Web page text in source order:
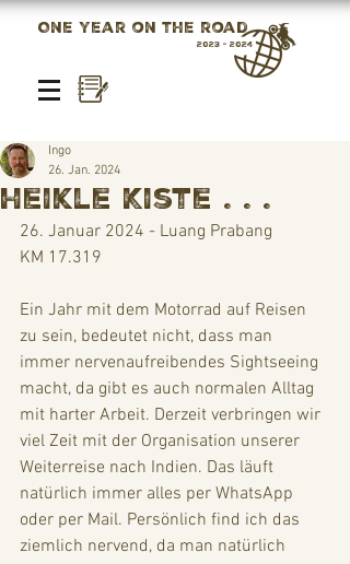
One year on the road
2023 - 2024
heikle Kiste . . .
Ingo
26. Jan. 2024
26. Januar 2024 - Luang Prabang
KM 17.319
Ein Jahr mit dem Motorrad auf Reisen
zu sein, bedeutet nicht, dass man
immer nervenaufreibendes Sightseeing
macht, da gibt es auch normalen Alltag
mit harter Arbeit. Derzeit verbringen wir
viel Zeit mit der Organisation unserer
Weiterreise nach Indien. Das läuft
natürlich immer alles per WhatsApp
oder per Mail. Persönlich find ich das
ziemlich nervend, da man natürlich